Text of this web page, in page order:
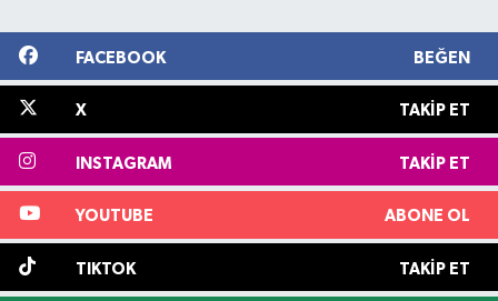
FACEBOOK BEĞEN
X TAKIP ET
INSTAGRAM TAKIP ET
YOUTUBE ABONE OL
TIKTOK TAKIP ET